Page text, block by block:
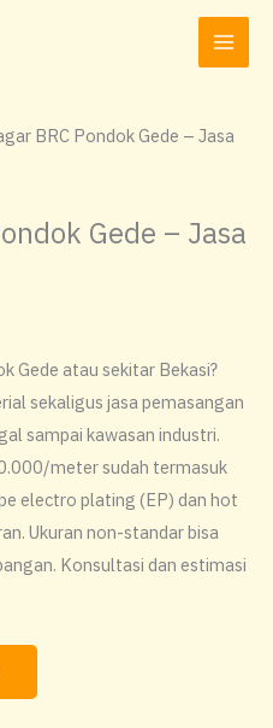
BRC Pondok Gede – Jasa
Gede – Jasa
Gede atau sekitar Bekasi?
sekaligus jasa pemasangan
sampai kawasan industri.
meter sudah termasuk
electro plating (EP) dan hot
Ukuran non-standar bisa
Konsultasi dan estimasi